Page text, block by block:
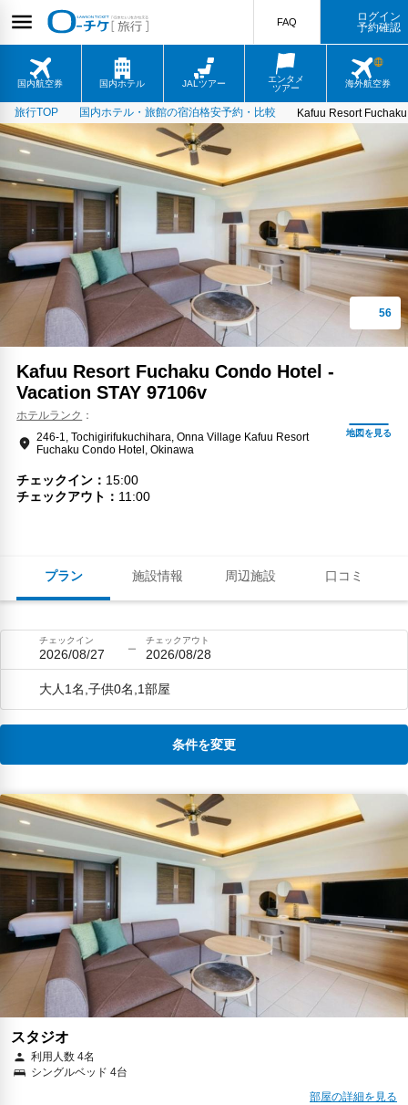
国内航空券 国内ホテル JALツアー
エンタメ
ツアー
海外航空券
FAQ
ログイン
予約確認
旅行TOP 国内ホテル・旅館の宿泊格安予約・比較 Kafuu Resort
プラン 施設情報 周辺施設 口コミ
Kafuu Resort Fuchaku Condo Hotel -
Vacation STAY 97106v
ホテルランク
246-1, Tochigirifukuchihara, Onna Village Kafuu Resort
Fuchaku Condo Hotel, Okinawa
チェックイン
15:00
チェックアウト
11:00
チェックイン
2026/08/27
チェックアウト
2026/08/28
大人1名,子供0名,1部屋
条件を変更
スタジオ
利用人数 4名
シングルベッド 4台
部屋の詳細を見る